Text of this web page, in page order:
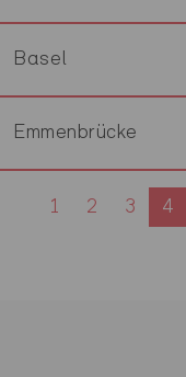
Basel
Emmenbrücke
1 2 3 4